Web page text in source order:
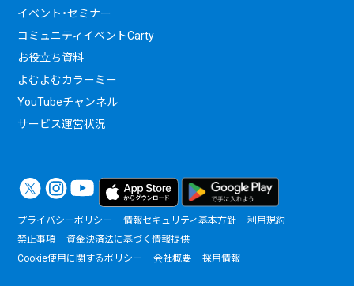
イベント・セミナー
コミュニティイベントCarty
お役立ち資料
よむよむカラーミー
YouTubeチャンネル
サービス運営状況
プライバシーポリシー 情報セキュリティ基本方針
利用規約
禁止事項
資金決済法に基づく情報提供
Cookie使用に関するポリシー
会社概要 採用情報